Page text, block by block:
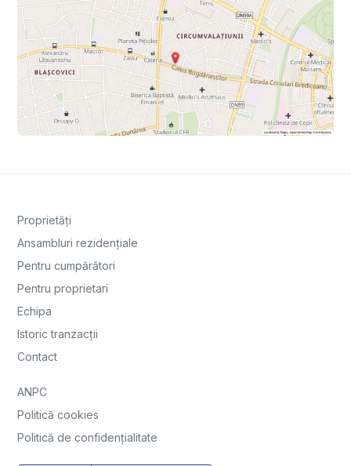
Proprietăți
Ansambluri rezidențiale
Pentru cumpărători
Pentru proprietari
Echipa
Istoric tranzacții
Contact
ANPC
Politică cookies
Politică de confidențialitate